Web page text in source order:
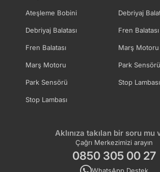
Ateşleme Bobini Debriyaj
Debriyaj Balatası Fren Balatası
Fren Balatası Marş Motoru
Marş Motoru Park Sensörü
Park Sensörü Stop Lambası
Stop Lambası
Aklınıza takılan bir soru mu
Çağrı Merkezimizi arayın
0850 305 00 27